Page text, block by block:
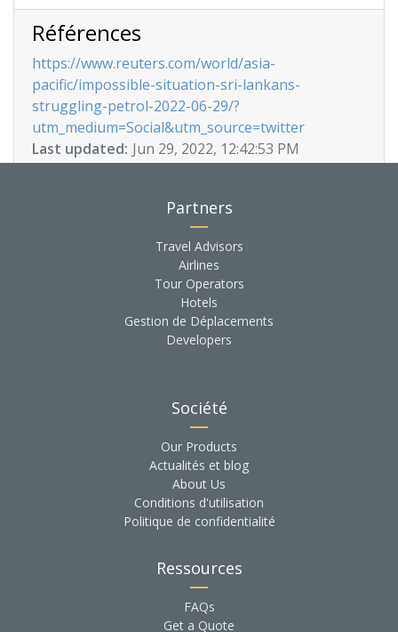
Références
https://www.reuters.com/world/asia-
pacific/impossible-situation-sri-lankans-
struggling-petrol-2022-06-29/?
utm_medium=Social&utm_source=twitter
Last updated: Jun 29, 2022, 12:42:53 PM
Partners
Travel Advisors
Airlines
Tour Operators
Hotels
Gestion de Déplacements
Developers
Société
Our Products
Actualités et blog
About Us
Conditions d'utilisation
Politique de confidentialité
Ressources
FAQs
Get a Quote